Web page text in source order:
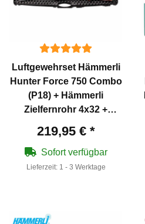
Luftgewehrset Hämmerli
Hunter Force 750 Combo
(P18) + Hämmerli
Zielfernrohr 4x32 +
Zahlenschlösser + 1000
Diabolos
219,95 € *
Sofort verfügbar
Lieferzeit: 1 - 3 Werktage